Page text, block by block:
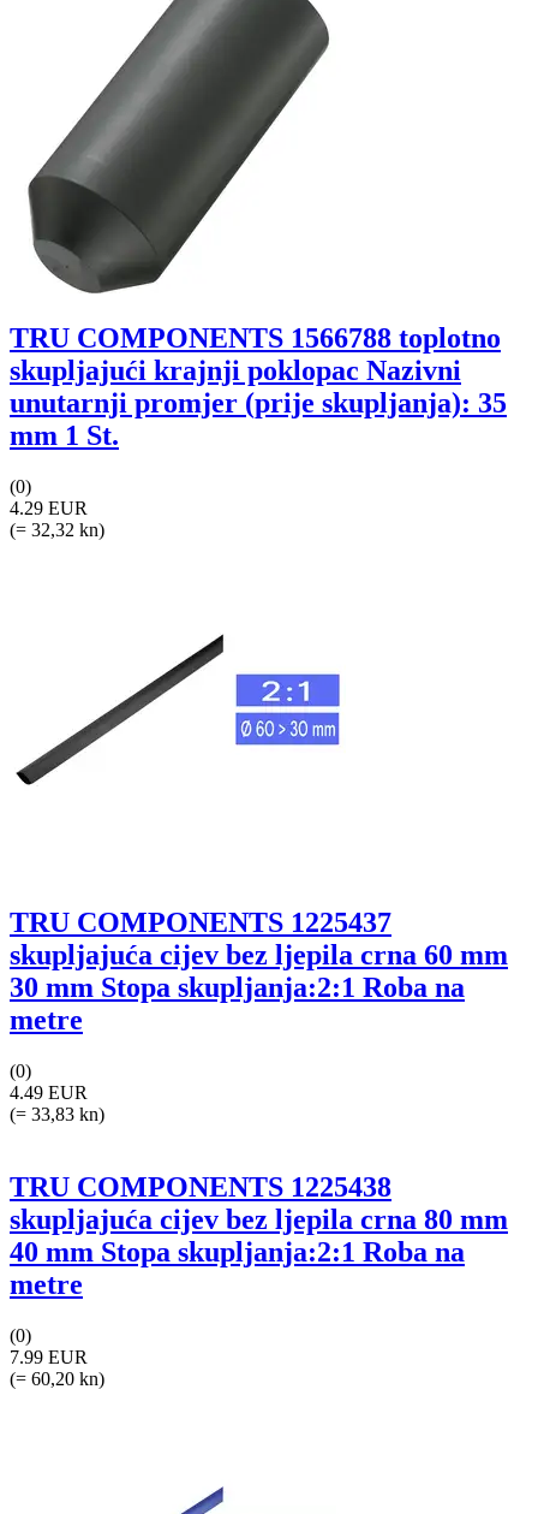
TRU COMPONENTS 1566788 toplotno
skupljajući krajnji poklopac Nazivni
unutarnji promjer (prije skupljanja): 35
mm 1 St.
(0)
4.29 EUR
(= 32,32 kn)
TRU COMPONENTS 1225437
skupljajuća cijev bez ljepila crna 60 mm
30 mm Stopa skupljanja:2:1 Roba na
metre
(0)
4.49 EUR
(= 33,83 kn)
TRU COMPONENTS 1225438
skupljajuća cijev bez ljepila crna 80 mm
40 mm Stopa skupljanja:2:1 Roba na
metre
(0)
7.99 EUR
(= 60,20 kn)